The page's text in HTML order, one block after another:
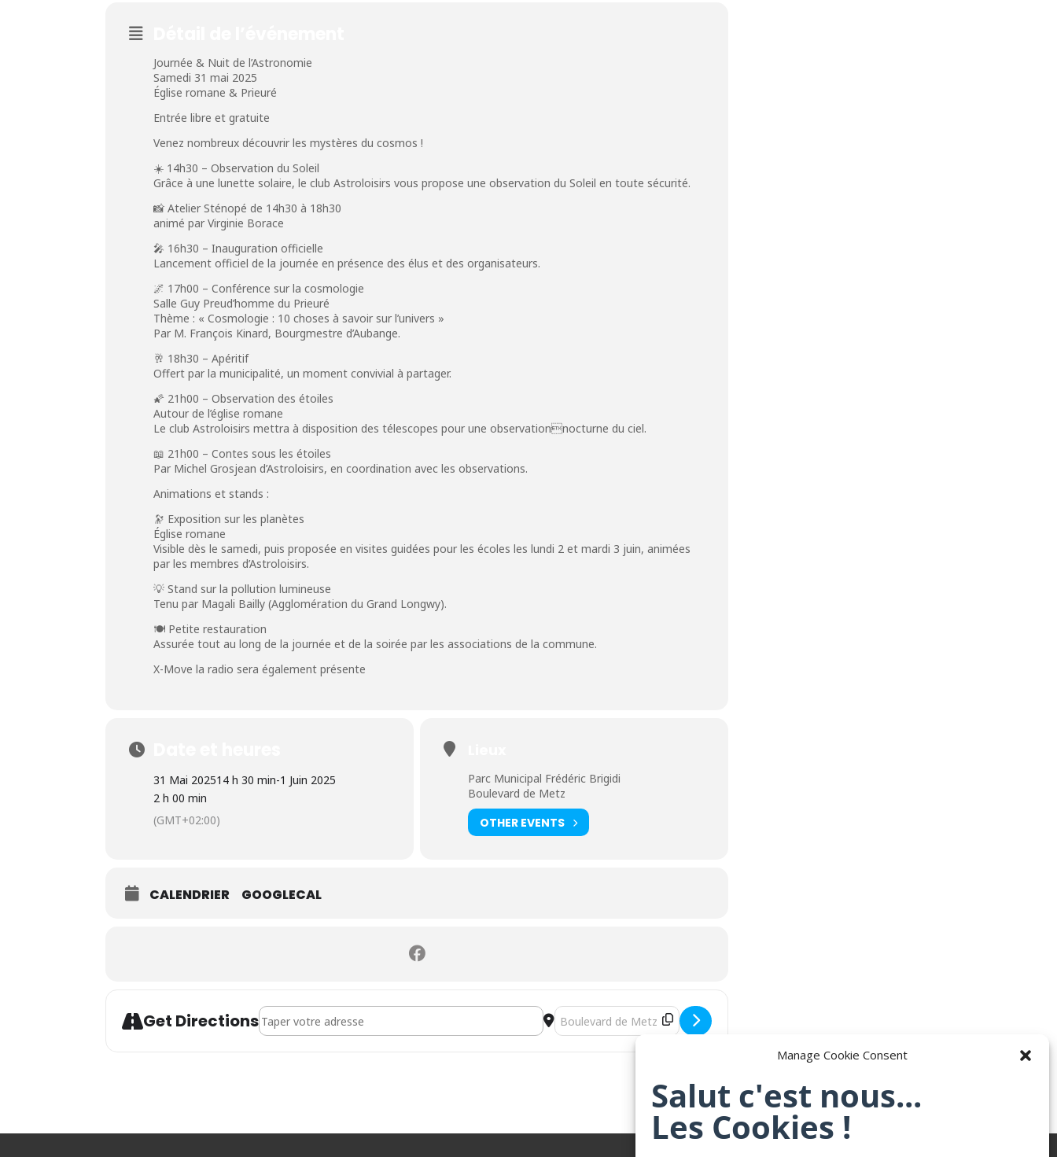
Manage Cookie Consent
Salut c'est nous...
Les Cookies !
Journée & Nuit de l’Astronomie
Samedi 31 mai 2025
Église romane & Prieuré
Entrée libre et gratuite
Venez nombreux découvrir les mystères du cosmos !
☀️ 14h30 – Observation du Soleil
Grâce à une lunette solaire, le club Astroloisirs vous propose une observation du Soleil en toute sécurité.
📸 Atelier Sténopé de 14h30 à 18h30
animé par Virginie Borace
🎤 16h30 – Inauguration officielle
Lancement officiel de la journée en présence des élus et des organisateurs.
🌌 17h00 – Conférence sur la cosmologie
Salle Guy Preud’homme du Prieuré
Thème : « Cosmologie : 10 choses à savoir sur l’univers »
Par M. François Kinard, Bourgmestre d’Aubange.
🥂 18h30 – Apéritif
Offert par la municipalité, un moment convivial à partager.
🌠 21h00 – Observation des étoiles
Autour de l’église romane
Le club Astroloisirs mettra à disposition des télescopes pour une observationnocturne du ciel.
📖 21h00 – Contes sous les étoiles
Par Michel Grosjean d’Astroloisirs, en coordination avec les observations.
Animations et stands :
🔭 Exposition sur les planètes
Église romane
Visible dès le samedi, puis proposée en visites guidées pour les écoles les lundi 2 et mardi 3 juin, animées
par les membres d’Astroloisirs.
💡 Stand sur la pollution lumineuse
Tenu par Magali Bailly (Agglomération du Grand Longwy).
🍽️ Petite restauration
Assurée tout au long de la journée et de la soirée par les associations de la commune.
X-Move la radio sera également présente
31 Mai 202514 h 30 min-1 Juin 2025
2 h 00 min
(GMT+02:00)
Parc Municipal Frédéric Brigidi
Boulevard de Metz
OTHER EVENTS
CALENDRIER GOOGLECAL
Get DirectionsAddress - Journée & Nuit de l’Astronomie [BMUVmnFuS] Destination Address - Journée & Nuit de l’Astronomie [Ifv9l4kDG]